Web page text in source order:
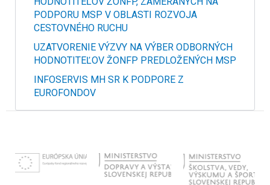
PODPORU MSP V OBLASTI ROZVOJA
CESTOVNÉHO RUCHU
UZATVORENIE VÝZVY NA VÝBER ODBORNÝCH
HODNOTITEĽOV ŽONFP PREDLOŽENÝCH MSP
INFOSERVIS MH SR K PODPORE Z
EUROFONDOV